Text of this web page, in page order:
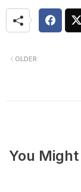
OLDER
You Might